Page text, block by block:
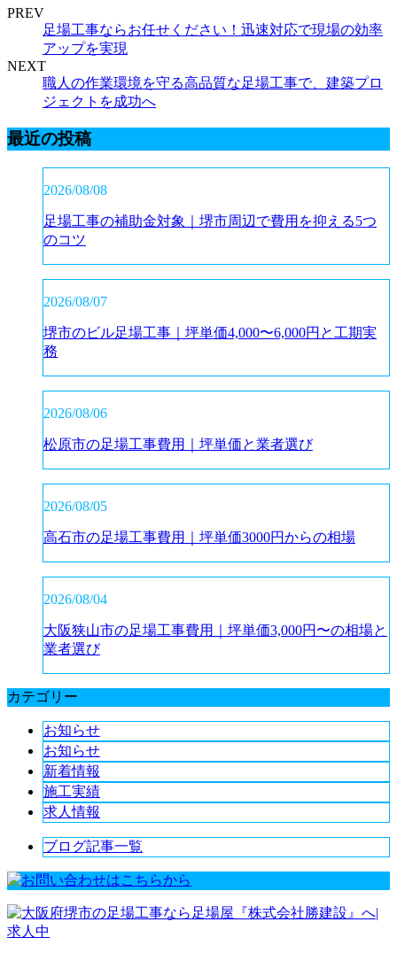
PREV
足場工事ならお任せください！迅速対応で現場の効率
アップを実現
NEXT
職人の作業環境を守る高品質な足場工事で、建築プロ
ジェクトを成功へ
最近の投稿
2026/08/08
足場工事の補助金対象｜堺市周辺で費用を抑える5つ
のコツ
2026/08/07
堺市のビル足場工事｜坪単価4,000〜6,000円と工期実
務
2026/08/06
松原市の足場工事費用｜坪単価と業者選び
2026/08/05
高石市の足場工事費用｜坪単価3000円からの相場
2026/08/04
大阪狭山市の足場工事費用｜坪単価3,000円〜の相場と
業者選び
カテゴリー
お知らせ
お知らせ
新着情報
施工実績
求人情報
ブログ記事一覧